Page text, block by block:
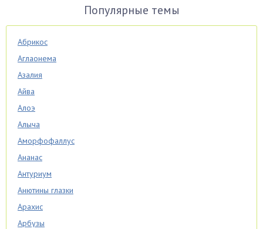
Популярные темы
Абрикос
Аглаонема
Азалия
Айва
Алоэ
Алыча
Аморфофаллус
Ананас
Антуриум
Анютины глазки
Арахис
Арбузы